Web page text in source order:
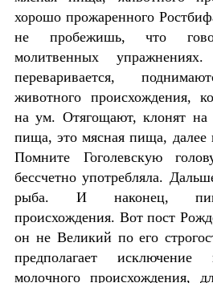
хорошо прожаренного
не пробежишь, что
молитвенных
переваривается,
животного происхождения,
на ум. Отягощают, клонят на
пища, это мясная пища, далее
Помните Гоголевскую
бессчетно употребляла.
рыба. И наконец, пища
происхождения. Вот пост
он не Великий по его
предполагает
молочного происхождения,